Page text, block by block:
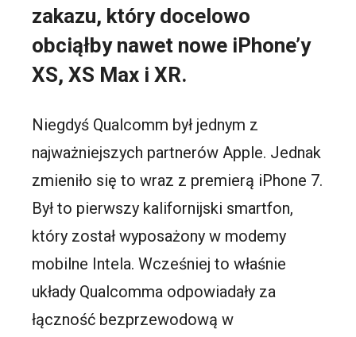
zakazu, który docelowo
obciąłby nawet nowe iPhone’y
XS, XS Max i XR.
Niegdyś Qualcomm był jednym z
najważniejszych partnerów Apple. Jednak
zmieniło się to wraz z premierą iPhone 7.
Był to pierwszy kalifornijski smartfon,
który został wyposażony w modemy
mobilne Intela. Wcześniej to właśnie
układy Qualcomma odpowiadały za
łączność bezprzewodową w